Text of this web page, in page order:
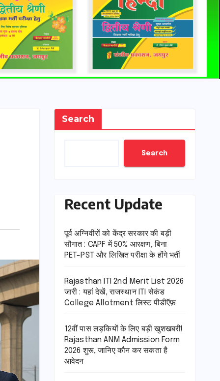
Search
Search
Recent Update
पूर्व अग्निवीरों को केंद्र सरकार की बड़ी
सौगात : CAPF में 50% आरक्षण, बिना
PET-PST और लिखित परीक्षा के होंगे भर्ती
Rajasthan ITI 2nd Merit List 2026
जारी : यहां देखें, राजस्थान ITI सेकंड
College Allotment लिस्ट पीडीऍफ़
12वीं पास लड़कियों के लिए बड़ी खुशखबरी!
Rajasthan ANM Admission Form
2026 शुरू, जानिए कौन कर सकता है
आवेदन